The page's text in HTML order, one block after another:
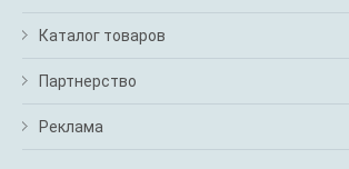
Каталог товаров
Партнерство
Реклама